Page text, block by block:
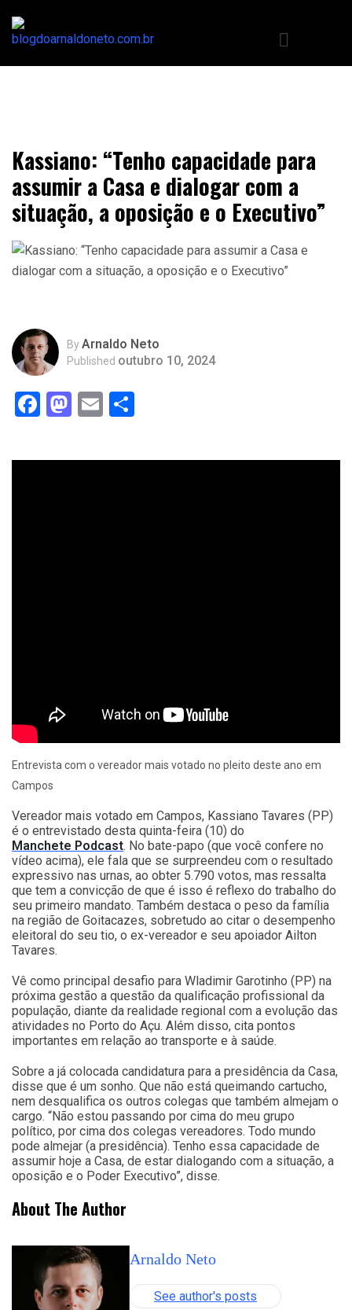
Kassiano: “Tenho capacidade para
assumir a Casa e dialogar com a
situação, a oposição e o Executivo”
ByArnaldo Neto
Published outubro 10, 2024
Facebook
Mastodon
Email
Entrevista com o vereador mais votado no pleito deste ano em
Campos
Vereador mais votado em Campos, Kassiano Tavares (PP)
é o entrevistado desta quinta-feira (10) do
Manchete Podcast. No bate-papo (que você confere no
vídeo acima), ele fala que se surpreendeu com o resultado
expressivo nas urnas, ao obter 5.790 votos, mas ressalta
que tem a convicção de que é isso é reflexo do trabalho do
seu primeiro mandato. Também destaca o peso da família
na região de Goitacazes, sobretudo ao citar o desempenho
eleitoral do seu tio, o ex-vereador e seu apoiador Ailton
Tavares.
Vê como principal desafio para Wladimir Garotinho (PP) na
próxima gestão a questão da qualificação profissional da
população, diante da realidade regional com a evolução das
atividades no Porto do Açu. Além disso, cita pontos
importantes em relação ao transporte e à saúde.
Sobre a já colocada candidatura para a presidência da Casa,
disse que é um sonho. Que não está queimando cartucho,
nem desqualifica os outros colegas que também almejam o
cargo. “Não estou passando por cima do meu grupo
político, por cima dos colegas vereadores. Todo mundo
pode almejar (a presidência). Tenho essa capacidade de
assumir hoje a Casa, de estar dialogando com a situação, a
oposição e o Poder Executivo”, disse.
About The Author
Arnaldo Neto
See author's posts